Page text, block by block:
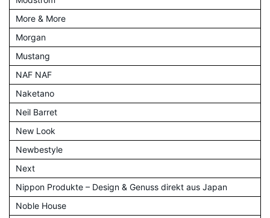
More & More
Morgan
Mustang
NAF NAF
Naketano
Neil Barret
New Look
Newbestyle
Next
Nippon Produkte – Design & Genuss direkt aus Japan
Noble House